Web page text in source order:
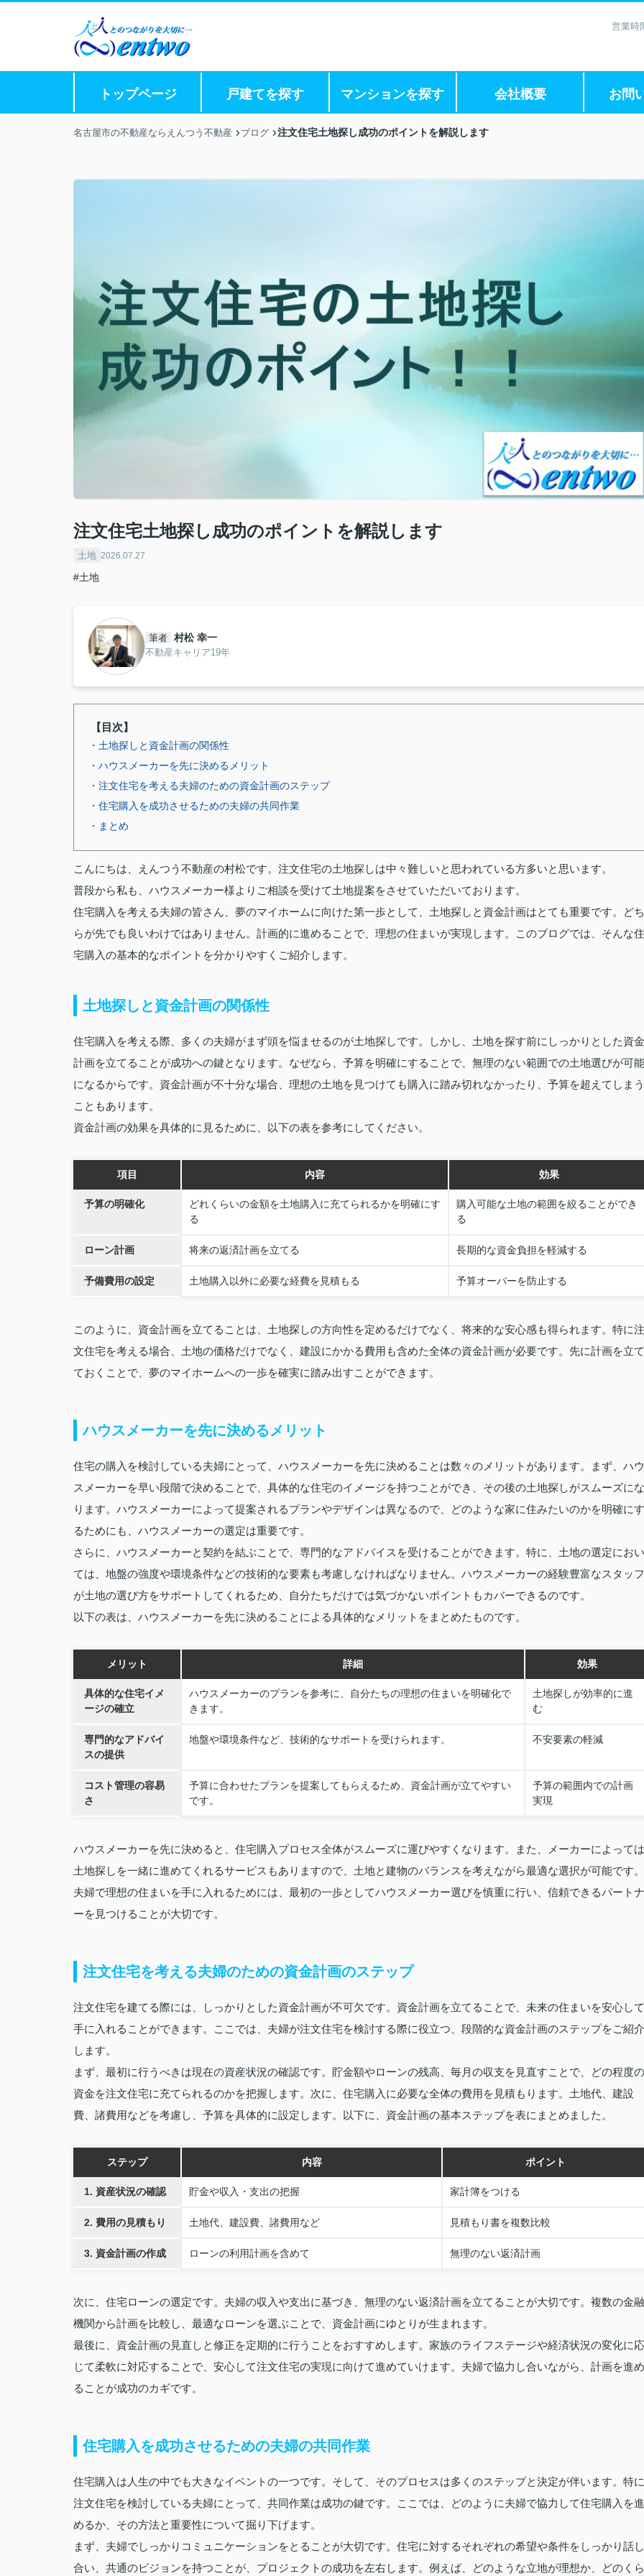
営業時
トップページ 戸建てを探す マンションを探す 会社概要 お問
名古屋市の不動産ならえんつう不動産 ブログ 注文住宅土地探し成功のポイントを解説します
注文住宅土地探し成功のポイントを解説します
土地 2026.07.27
#土地
筆者 村松 幸一
不動産キャリア19年
【目次】
・土地探しと資金計画の関係性
・ハウスメーカーを先に決めるメリット
・注文住宅を考える夫婦のための資金計画のステップ
・住宅購入を成功させるための夫婦の共同作業
・まとめ
こんにちは、えんつう不動産の村松です。注文住宅の土地探しは中々難しいと思われている方多いと思います。
普段から私も、ハウスメーカー様よりご相談を受けて土地提案をさせていただいております。
住宅購入を考える夫婦の皆さん、夢のマイホームに向けた第一歩として、土地探しと資金計画はとても重要です。どち
らが先でも良いわけではありません。計画的に進めることで、理想の住まいが実現します。このブログでは、そんな住
宅購入の基本的なポイントを分かりやすくご紹介します。
土地探しと資金計画の関係性
住宅購入を考える際、多くの夫婦がまず頭を悩ませるのが土地探しです。しかし、土地を探す前にしっかりとした資金
計画を立てることが成功への鍵となります。なぜなら、予算を明確にすることで、無理のない範囲での土地選びが可能
になるからです。資金計画が不十分な場合、理想の土地を見つけても購入に踏み切れなかったり、予算を超えてしまう
こともあります。
資金計画の効果を具体的に見るために、以下の表を参考にしてください。
項目 内容 効果
予算の明確化
どれくらいの金額を土地購入に充てられるかを明確にす
る
購入可能な土地の範囲を絞ることができ
る
ローン計画 将来の返済計画を立てる 長期的な資金負担を軽減する
予備費用の設定 土地購入以外に必要な経費を見積もる 予算オーバーを防止する
このように、資金計画を立てることは、土地探しの方向性を定めるだけでなく、将来的な安心感も得られます。特に注
文住宅を考える場合、土地の価格だけでなく、建設にかかる費用も含めた全体の資金計画が必要です。先に計画を立て
ておくことで、夢のマイホームへの一歩を確実に踏み出すことができます。
ハウスメーカーを先に決めるメリット
住宅の購入を検討している夫婦にとって、ハウスメーカーを先に決めることは数々のメリットがあります。まず、ハウ
スメーカーを早い段階で決めることで、具体的な住宅のイメージを持つことができ、その後の土地探しがスムーズにな
ります。ハウスメーカーによって提案されるプランやデザインは異なるので、どのような家に住みたいのかを明確にす
るためにも、ハウスメーカーの選定は重要です。
さらに、ハウスメーカーと契約を結ぶことで、専門的なアドバイスを受けることができます。特に、土地の選定におい
ては、地盤の強度や環境条件などの技術的な要素も考慮しなければなりません。ハウスメーカーの経験豊富なスタッフ
が土地の選び方をサポートしてくれるため、自分たちだけでは気づかないポイントもカバーできるのです。
以下の表は、ハウスメーカーを先に決めることによる具体的なメリットをまとめたものです。
メリット 詳細 効果
具体的な住宅イメ
ージの確立
ハウスメーカーのプランを参考に、自分たちの理想の住まいを明確化で
きます。
土地探しが効率的に進
む
専門的なアドバイ
スの提供
地盤や環境条件など、技術的なサポートを受けられます。 不安要素の軽減
コスト管理の容易
さ
予算に合わせたプランを提案してもらえるため、資金計画が立てやすい
です。
予算の範囲内での計画
実現
ハウスメーカーを先に決めると、住宅購入プロセス全体がスムーズに運びやすくなります。また、メーカーによっては
土地探しを一緒に進めてくれるサービスもありますので、土地と建物のバランスを考えながら最適な選択が可能です。
夫婦で理想の住まいを手に入れるためには、最初の一歩としてハウスメーカー選びを慎重に行い、信頼できるパートナ
ーを見つけることが大切です。
注文住宅を考える夫婦のための資金計画のステップ
注文住宅を建てる際には、しっかりとした資金計画が不可欠です。資金計画を立てることで、未来の住まいを安心して
手に入れることができます。ここでは、夫婦が注文住宅を検討する際に役立つ、段階的な資金計画のステップをご紹介
します。
まず、最初に行うべきは現在の資産状況の確認です。貯金額やローンの残高、毎月の収支を見直すことで、どの程度の
資金を注文住宅に充てられるのかを把握します。次に、住宅購入に必要な全体の費用を見積もります。土地代、建設
費、諸費用などを考慮し、予算を具体的に設定します。以下に、資金計画の基本ステップを表にまとめました。
ステップ 内容 ポイント
1. 資産状況の確認 貯金や収入・支出の把握 家計簿をつける
2. 費用の見積もり 土地代、建設費、諸費用など 見積もり書を複数比較
3. 資金計画の作成 ローンの利用計画を含めて 無理のない返済計画
次に、住宅ローンの選定です。夫婦の収入や支出に基づき、無理のない返済計画を立てることが大切です。複数の金融
機関から計画を比較し、最適なローンを選ぶことで、資金計画にゆとりが生まれます。
最後に、資金計画の見直しと修正を定期的に行うことをおすすめします。家族のライフステージや経済状況の変化に応
じて柔軟に対応することで、安心して注文住宅の実現に向けて進めていけます。夫婦で協力し合いながら、計画を進め
ることが成功のカギです。
住宅購入を成功させるための夫婦の共同作業
住宅購入は人生の中でも大きなイベントの一つです。そして、そのプロセスは多くのステップと決定が伴います。特に
注文住宅を検討している夫婦にとって、共同作業は成功の鍵です。ここでは、どのように夫婦で協力して住宅購入を進
めるか、その方法と重要性について掘り下げます。
まず、夫婦でしっかりコミュニケーションをとることが大切です。住宅に対するそれぞれの希望や条件をしっかり話し
合い、共通のビジョンを持つことが、プロジェクトの成功を左右します。例えば、どのような立地が理想か、どのくら